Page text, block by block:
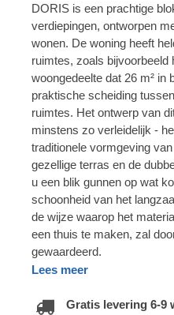
DORIS is een prachtige
verdiepingen, ontworpen
wonen. De woning heeft
ruimtes, zoals bijvoorbeeld
woongedeelte dat 26 m² in
praktische scheiding
ruimtes. Het ontwerp van
minstens zo verleidelijk -
traditionele vormgeving
gezellige terras en de
u een blik gunnen op wat
schoonheid van het
de wijze waarop het
een thuis te maken, zal
gewaardeerd.
Lees meer
Gratis levering 6-9